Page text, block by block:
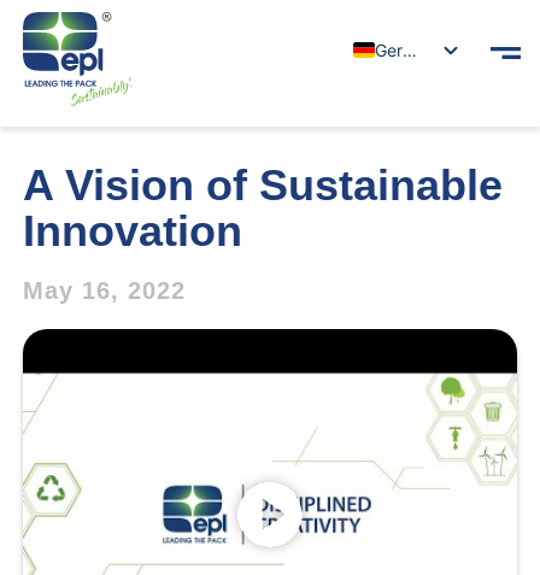
German
A Vision of Sustainable
Innovation
May 16, 2022